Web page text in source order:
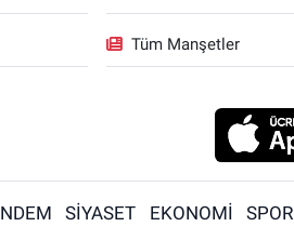
Tüm Manşetler
SİYASET EKONOMİ SPOR